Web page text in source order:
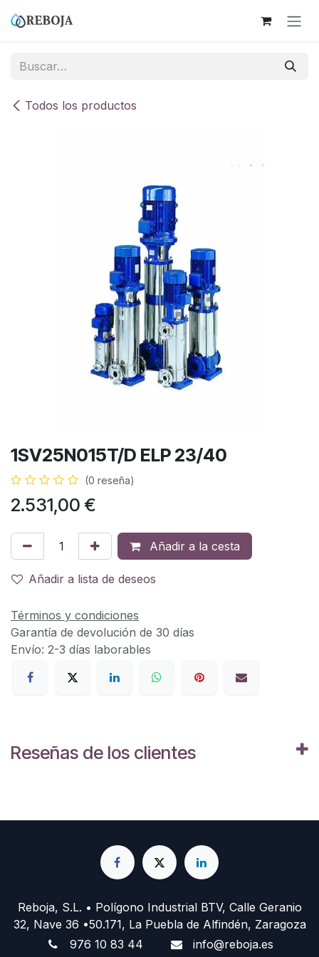
Todos los productos
1SV25N015T/D ELP 23/40
(0 reseña)
2.531,00 €
Añadir a la cesta
Añadir a lista de deseos
Términos y condiciones
Garantía de devolución de 30 días
Envío: 2-3 días laborables
Reseñas de los clientes
Reboja, S.L. • Polígono Industrial BTV, Calle Geranio
32, Nave 36 •50.171, La Puebla de Alfindén, Zaragoza
976 10 83 44
info@reboja.es